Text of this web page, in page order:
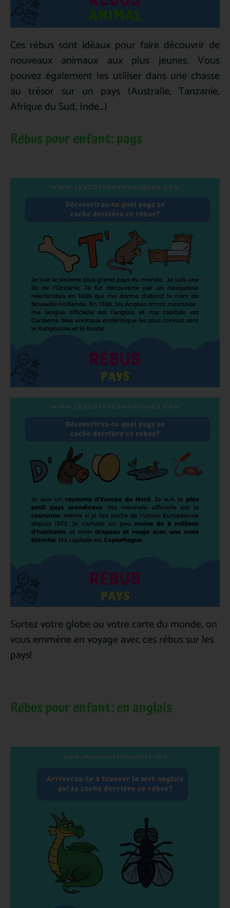
Ces rébus sont idéaux pour faire découvrir de
nouveaux animaux aux plus jeunes. Vous
pouvez également les utiliser dans une chasse
au trésor sur un pays (Australie, Tanzanie,
Afrique du Sud, Inde…)
Rébus pour enfant: pays
Sortez votre globe ou votre carte du monde, on
vous emmène en voyage avec ces rébus sur les
pays!
Rébus pour enfant: en anglais